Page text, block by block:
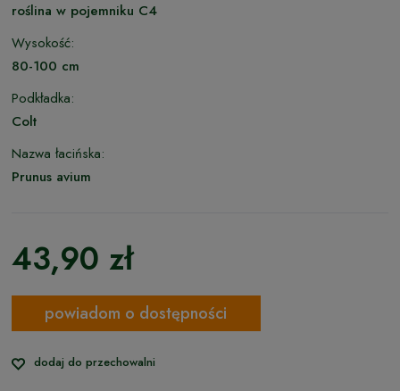
roślina w pojemniku C4
Wysokość:
80-100 cm
Podkładka:
Colt
Nazwa łacińska:
Prunus avium
43,90 zł
powiadom o dostępności
dodaj do przechowalni